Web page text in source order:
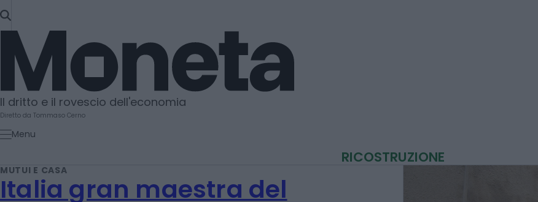
SKIP
TO
CONTENT
Moneta
Il dritto e il rovescio dell'economia
Diretto da Tommaso Cerno
Menu